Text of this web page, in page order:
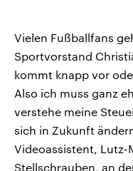
Vielen Fußballfans
Sportvorstand
kommt knapp vor
Also ich muss ganz
verstehe meine
sich in Zukunft
Videoassistent, Lutz-
Stellschrauben, an